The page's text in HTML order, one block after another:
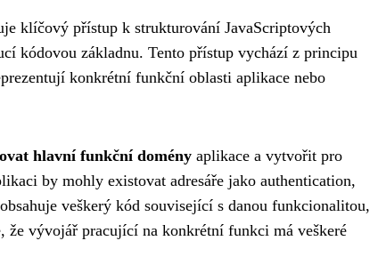
klíčový přístup k strukturování JavaScriptových
kódovou základnu. Tento přístup vychází z principu
konkrétní funkční oblasti aplikace nebo
hlavní funkční domény aplikace a vytvořit pro
by mohly existovat adresáře jako authentication,
veškerý kód související s danou funkcionalitou,
vývojář pracující na konkrétní funkci má veškeré